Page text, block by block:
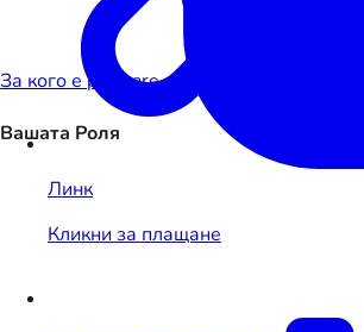
Линк
Кликни за плащане
За кого е payware
Вашата Роля